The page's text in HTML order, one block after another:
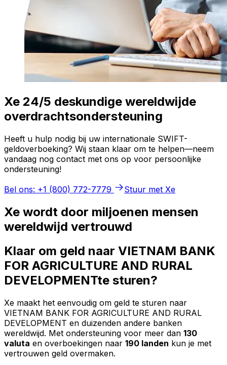
Xe 24/5 deskundige wereldwijde
overdrachtsondersteuning
Heeft u hulp nodig bij uw internationale SWIFT-
geldoverboeking? Wij staan klaar om te helpen—neem
vandaag nog contact met ons op voor persoonlijke
ondersteuning!
Bel ons: +1 (800) 772-7779
Stuur met Xe
Xe wordt door miljoenen mensen
wereldwijd vertrouwd
Klaar om geld naar VIETNAM BANK
FOR AGRICULTURE AND RURAL
DEVELOPMENTte sturen?
Xe maakt het eenvoudig om geld te sturen naar
VIETNAM BANK FOR AGRICULTURE AND RURAL
DEVELOPMENT en duizenden andere banken
wereldwijd. Met ondersteuning voor meer dan 130
valuta en overboekingen naar 190 landen kun je met
vertrouwen geld overmaken.